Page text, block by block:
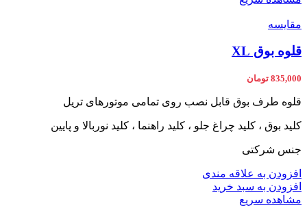
مقایسه
قلوه بوق XL
835,000 تومان
قلوه طرف بوق قابل نصب روی تمامی موتورهای تریل
کلید بوق ، کلید چراغ جلو ، کلید راهنما ، کلید نوربالا و پایین
جنس شرکتی
افزودن به علاقه مندی
افزودن به سبد خرید
مشاهده سریع